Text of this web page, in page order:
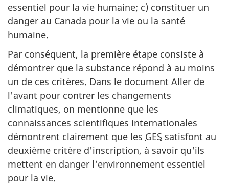
essentiel pour la vie humaine; c) constituer un
danger au Canada pour la vie ou la santé
humaine.
Par conséquent, la première étape consiste à
démontrer que la substance répond à au moins
un de ces critères. Dans le document Aller de
l'avant pour contrer les changements
climatiques, on mentionne que les
connaissances scientifiques internationales
démontrent clairement que les GES satisfont au
deuxième critère d'inscription, à savoir qu'ils
mettent en danger l'environnement essentiel
pour la vie.